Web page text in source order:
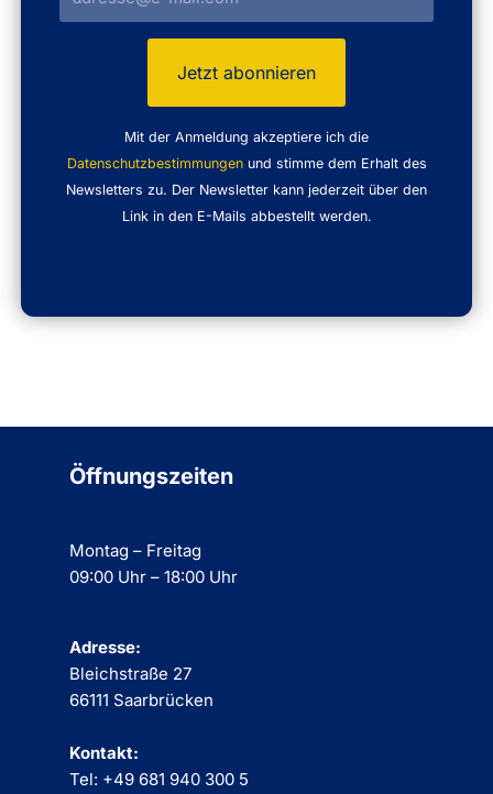
Mit der Anmeldung akzeptiere ich die
Datenschutzbestimmungenund stimme dem Erhalt des
Newsletters zu. Der Newsletter kann jederzeit über den
Link in den E-Mails abbestellt werden.
Öffnungszeiten
Montag – Freitag
09:00 Uhr – 18:00 Uhr
Adresse:
Bleichstraße 27
66111 Saarbrücken
Kontakt:
Tel: +49 681 940 300 5